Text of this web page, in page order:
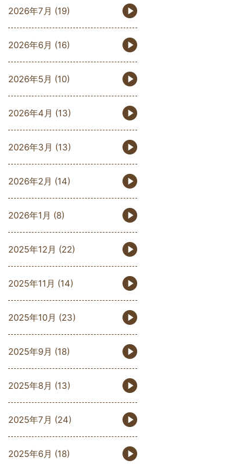
2026年7月 (19)
2026年6月 (16)
2026年5月 (10)
2026年4月 (13)
2026年3月 (13)
2026年2月 (14)
2026年1月 (8)
2025年12月 (22)
2025年11月 (14)
2025年10月 (23)
2025年9月 (18)
2025年8月 (13)
2025年7月 (24)
2025年6月 (18)